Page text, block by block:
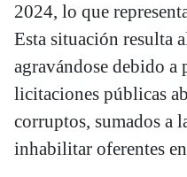
2024, lo que
Esta situación resulta
agravándose debido a
licitaciones públicas
corruptos, sumados a
inhabilitar oferentes